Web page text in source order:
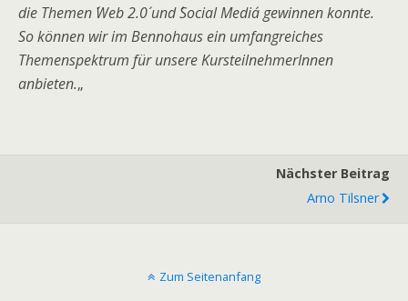
die Themen ´Web 2.0´ und ´Social Media´ gewinnen konnte.
So können wir im Bennohaus ein umfangreiches
Themenspektrum für unsere KursteilnehmerInnen
anbieten.„
Nächster Beitrag
Arno Tilsner
Zum Seitenanfang